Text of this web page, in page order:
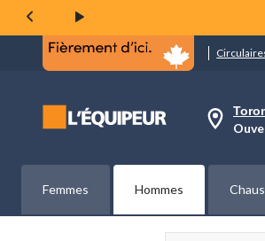
votre
est
Toronto
Femmes Hommes